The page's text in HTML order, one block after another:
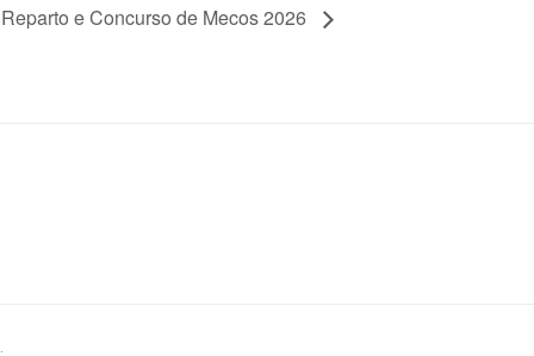
Reparto e Concurso de Mecos 2026
.